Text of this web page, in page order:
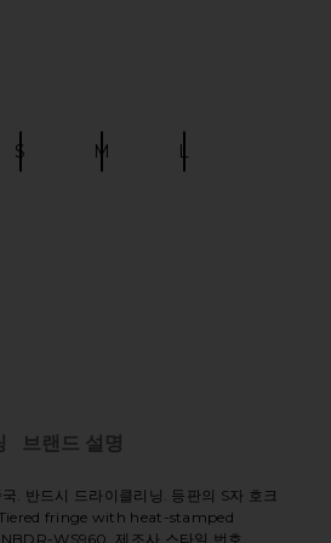
즈: 사이즈:
S 사이즈:
M L
브랜드 설명
. 반드시 드라이클리닝. 등판의 S자 호크
Tiered fringe with heat-stamped
WS960. 제조사 스타일 번호